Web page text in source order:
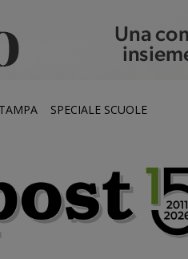
SPECIALE SCUOLE